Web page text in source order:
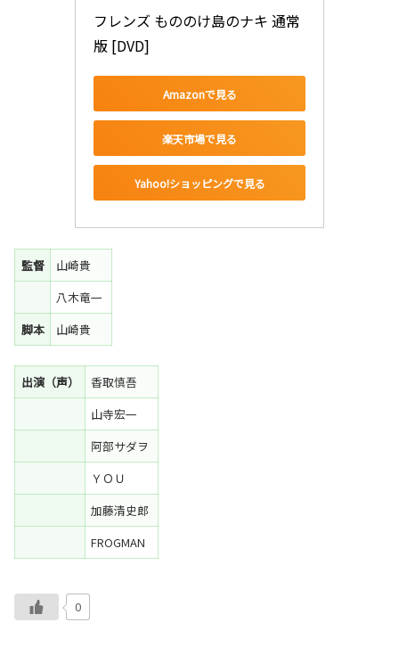
フレンズ もののけ島のナキ 通常
版 [DVD]
Amazonで見る
楽天市場で見る
Yahoo!ショッピングで見る
監督
山崎貴
八木竜一
脚本
山崎貴
出演（声）
香取慎吾
山寺宏一
阿部サダヲ
ＹＯＵ
加藤清史郎
FROGMAN
0